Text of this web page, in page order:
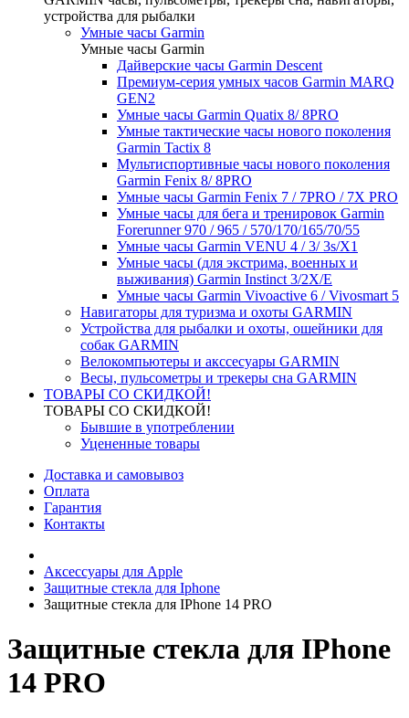
устройства для рыбалки
Умные часы Garmin
Умные часы Garmin
Дайверские часы Garmin Descent
Премиум-серия умных часов Garmin MARQ
GEN2
Умные часы Garmin Quatix 8/ 8PRO
Умные тактические часы нового поколения
Garmin Tactix 8
Мультиспортивные часы нового поколения
Garmin Fenix 8/ 8PRO
Умные часы Garmin Fenix 7 / 7PRO / 7X PRO
Умные часы для бега и тренировок Garmin
Forerunner 970 / 965 / 570/170/165/70/55
Умные часы Garmin VENU 4 / 3/ 3s/X1
Умные часы (для экстрима, военных и
выживания) Garmin Instinct 3/2X/E
Умные часы Garmin Vivoactive 6 / Vivosmart 5
Навигаторы для туризма и охоты GARMIN
Устройства для рыбалки и охоты, ошейники для
собак GARMIN
Велокомпьютеры и акссесуары GARMIN
Весы, пульсометры и трекеры сна GARMIN
ТОВАРЫ СО СКИДКОЙ!
ТОВАРЫ СО СКИДКОЙ!
Бывшие в употреблении
Уцененные товары
Доставка и самовывоз
Оплата
Гарантия
Контакты
Аксессуары для Apple
Защитные стекла для Iphone
Защитные стекла для IPhone 14 PRO
Защитные стекла для IPhone
14 PRO